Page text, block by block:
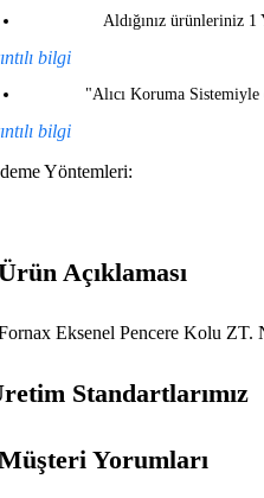
Aldığınız ürünleriniz 1
bilgi
"Alıcı Koruma
bilgi
Yöntemleri:
Açıklaması
Eksenel Pencere Kolu ZT.
Standartlarımız
Yorumları